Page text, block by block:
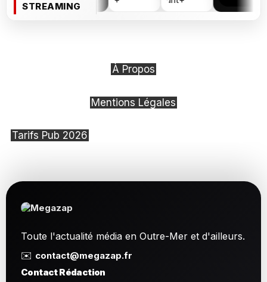
STREAMING
À Propos
Mentions Légales
Tarifs Pub 2026
Toute l'actualité média en Outre-Mer et d'ailleurs.
✉️ contact@megazap.fr
Contact Rédaction